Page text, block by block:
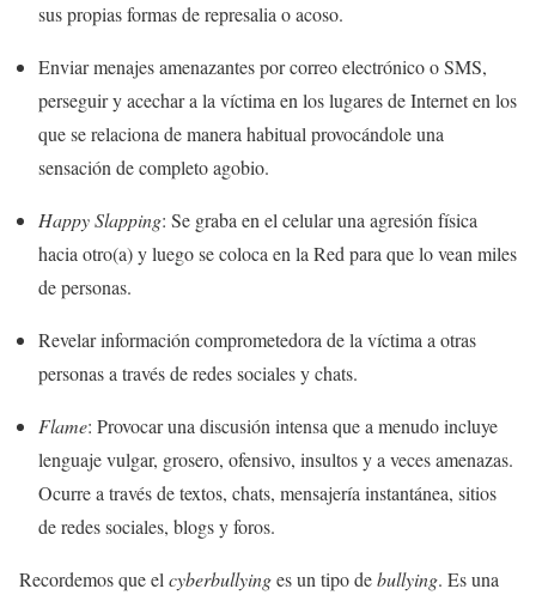
sus propias formas de represalia o acoso.
Enviar menajes amenazantes por correo electrónico o SMS,
perseguir y acechar a la víctima en los lugares de Internet en los
que se relaciona de manera habitual provocándole una
sensación de completo agobio.
Happy Slapping: Se graba en el celular una agresión física
hacia otro(a) y luego se coloca en la Red para que lo vean miles
de personas.
Revelar información comprometedora de la víctima a otras
personas a través de redes sociales y chats.
Flame: Provocar una discusión intensa que a menudo incluye
lenguaje vulgar, grosero, ofensivo, insultos y a veces amenazas.
Ocurre a través de textos, chats, mensajería instantánea, sitios
de redes sociales, blogs y foros.
Recordemos que elcyberbullyinges un tipo debullying. Es una